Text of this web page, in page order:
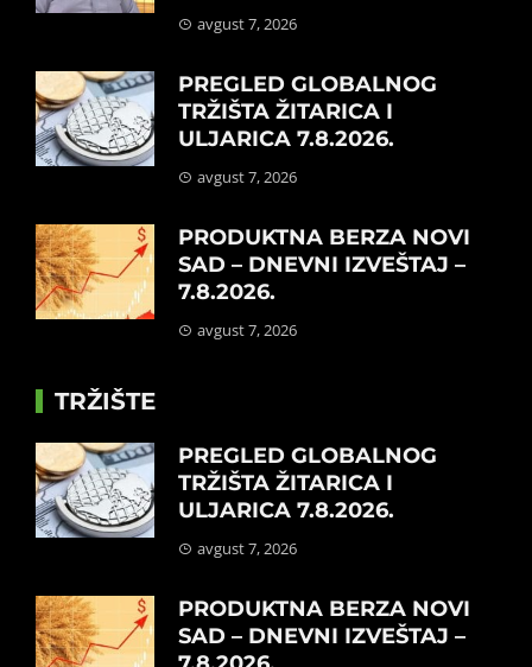
avgust 7, 2026
PREGLED GLOBALNOG
TRŽIŠTA ŽITARICA I
ULJARICA 7.8.2026.
avgust 7, 2026
PRODUKTNA BERZA NOVI
SAD – DNEVNI IZVEŠTAJ –
7.8.2026.
avgust 7, 2026
TRŽIŠTE
PREGLED GLOBALNOG
TRŽIŠTA ŽITARICA I
ULJARICA 7.8.2026.
avgust 7, 2026
PRODUKTNA BERZA NOVI
SAD – DNEVNI IZVEŠTAJ –